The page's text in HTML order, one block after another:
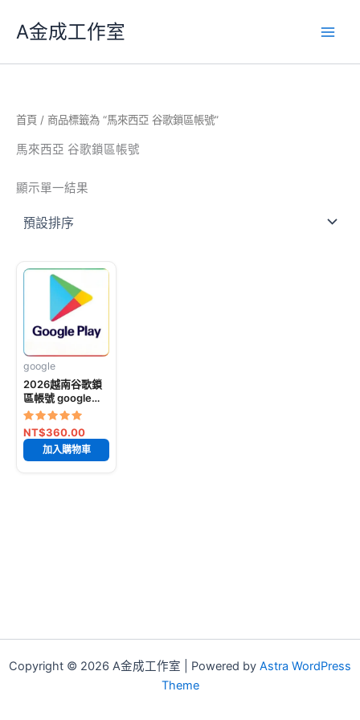
要
A金成工作室
首頁 / 商品標籤為 “馬來西亞 谷歌鎖區帳號”
馬來西亞 谷歌鎖區帳號
顯示單一結果
已售出: 73781
件
google
2026越南谷歌鎖
區帳號 google
pay 谷歌鎖區越南
商店號 越南
google pay鎖區
評分
5
滿分 5
NT$360.00
加入購物車
Copyright © 2026 A金成工作室 | Powered by Astra WordPress
Theme